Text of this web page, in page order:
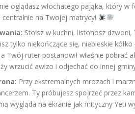
oglądasz włochatego pająka, który w
na Twojej matrycy!
Stoisz w kuchni, listonosz dzwoni,
tylko niekończące się, niebieskie
Twój ruter postanowił właśnie pobrać
wrzucić awizo i odjechać do innej
Przy ekstremalnych mrozach i
Ty próbujesz spojrzeć przez
wygląda na ekranie jak mityczny Yeti